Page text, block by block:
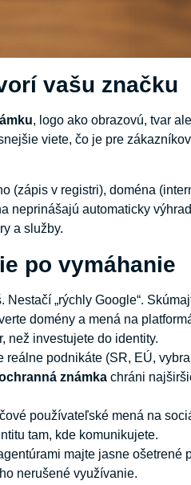
vašu značku
, logo ako obrazovú, tvar
viete, čo je pre
(zápis v registri), doména
neprinášajú automaticky
a služby.
po vymáhanie
Nestačí „rýchly Google“.
domény a mená na
než investujete do identity.
podnikáte (SR, EÚ,
známka chráni
používateľské mená na
tam, kde komunikujete.
majte jasne ošetrené
nerušené využívanie.